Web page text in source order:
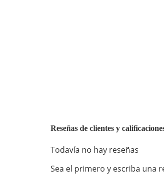
Reseñas de clientes y
Todavía no hay reseñas
Sea el primero y escriba una